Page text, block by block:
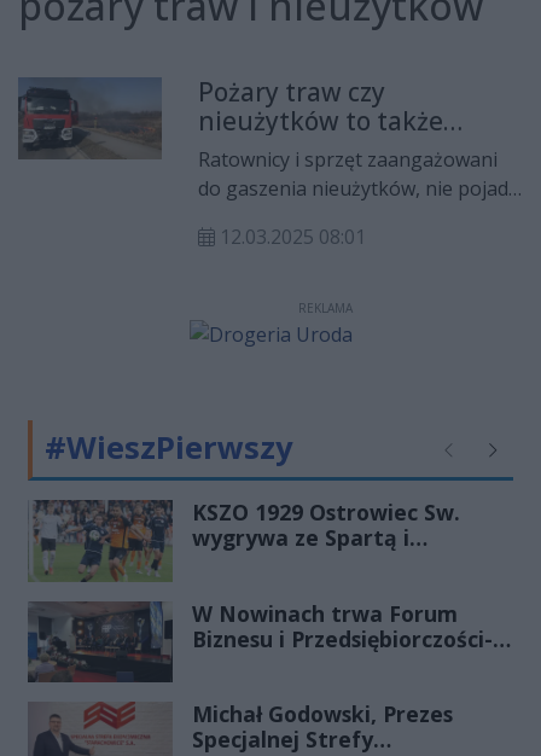
Pożary traw czy
nieużytków to także
zagrożenie dla innych
działań straży
Ratownicy i sprzęt zaangażowani
do gaszenia nieużytków, nie pojadą
12.03.2025 08:01
REKLAMA
#WieszPierwszy Poprzednie
KSZO 1929 Ostrowiec Sw.
wygrywa ze Spartą i
W Nowinach trwa Forum
Biznesu i Przedsiębiorczości-
Michał Godowski, Prezes
Specjalnej Strefy